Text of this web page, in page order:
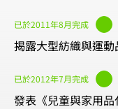
已於2011年8月完成
揭露大型紡織與運
已於2012年7月完成
發表《兒童與家用品